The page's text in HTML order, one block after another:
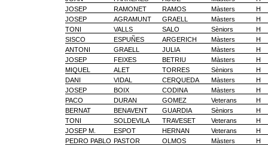
JOSEP
RAMONET RAMOS Màsters
H
JOSEP
AGRAMUNT GRAELL Màsters
H
TONI
VALLS SALO Sèniors
H
SISCO
ESPUÑES ARGERICH Màsters
H
ANTONI
GRAELL JULIA Màsters
H
JOSEP
FEIXES BETRIU Màsters
H
MIQUEL
ALET TORRES Sèniors
H
DANI
VIDAL CERQUEDA Màsters
H
JOSEP
BOIX CODINA Màsters
H
PACO
DURAN GOMEZ Veterans
H
BERNAT
BENAVENT GUARDIA Sèniors
H
TONI
SOLDEVILA TRAVESET Veterans
H
JOSEP M.
ESPOT HERNAN Veterans
H
PEDRO PABLO PASTOR OLMOS Màsters
H